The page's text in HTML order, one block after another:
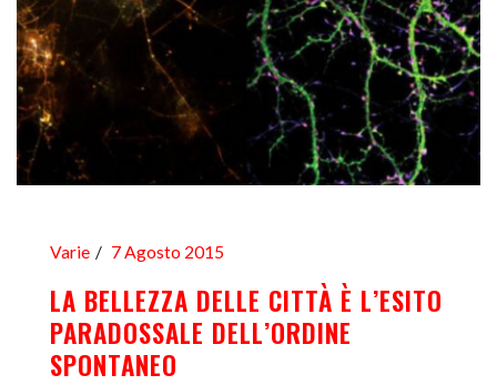
Varie 7 Agosto 2015
LA BELLEZZA DELLE CITTÀ È L’ESITO
PARADOSSALE DELL’ORDINE
SPONTANEO